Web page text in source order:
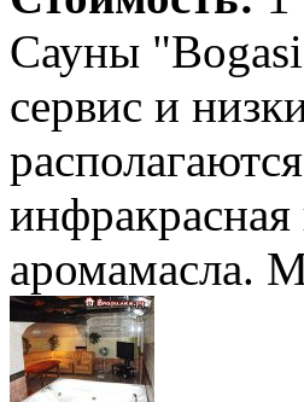
Сауны
сервис и
аромамасла.